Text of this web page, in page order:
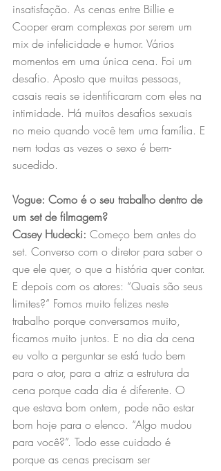
insatisfação. As cenas entre Billie e
Cooper eram complexas por serem um
mix de infelicidade e humor. Vários
momentos em uma única cena. Foi um
desafio. Aposto que muitas pessoas,
casais reais se identificaram com eles na
intimidade. Há muitos desafios sexuais
no meio quando você tem uma família. E
nem todas as vezes o sexo é bem-
sucedido.
Vogue: Como é o seu trabalho dentro de
um set de filmagem?
Casey Hudecki: Começo bem antes do
set. Converso com o diretor para saber o
que ele quer, o que a história quer contar.
E depois com os atores: “Quais são seus
limites?” Fomos muito felizes neste
trabalho porque conversamos muito,
ficamos muito juntos. E no dia da cena
eu volto a perguntar se está tudo bem
para o ator, para a atriz a estrutura da
cena porque cada dia é diferente. O
que estava bom ontem, pode não estar
bom hoje para o elenco. “Algo mudou
para você?”. Todo esse cuidado é
porque as cenas precisam ser